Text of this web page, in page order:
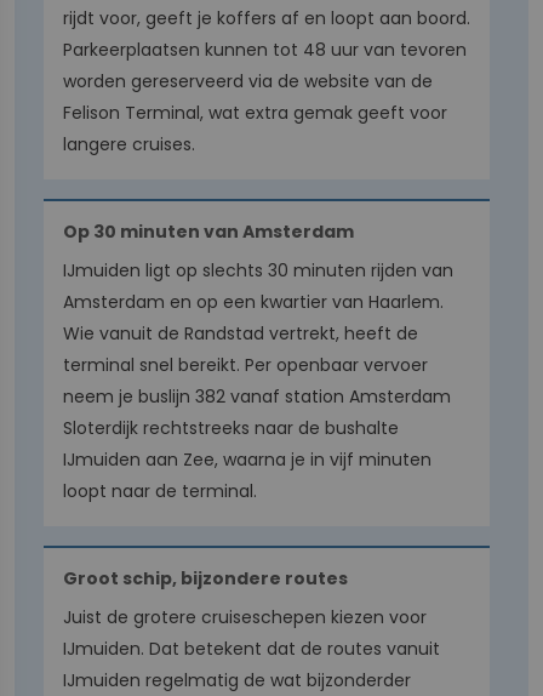
rijdt voor, geeft je koffers af en loopt aan boord.
Parkeerplaatsen kunnen tot 48 uur van tevoren
worden gereserveerd via de website van de
Felison Terminal, wat extra gemak geeft voor
langere cruises.
Op 30 minuten van Amsterdam
IJmuiden ligt op slechts 30 minuten rijden van
Amsterdam en op een kwartier van Haarlem.
Wie vanuit de Randstad vertrekt, heeft de
terminal snel bereikt. Per openbaar vervoer
neem je buslijn 382 vanaf station Amsterdam
Sloterdijk rechtstreeks naar de bushalte
IJmuiden aan Zee, waarna je in vijf minuten
loopt naar de terminal.
Groot schip, bijzondere routes
Juist de grotere cruiseschepen kiezen voor
IJmuiden. Dat betekent dat de routes vanuit
IJmuiden regelmatig de wat bijzonderder